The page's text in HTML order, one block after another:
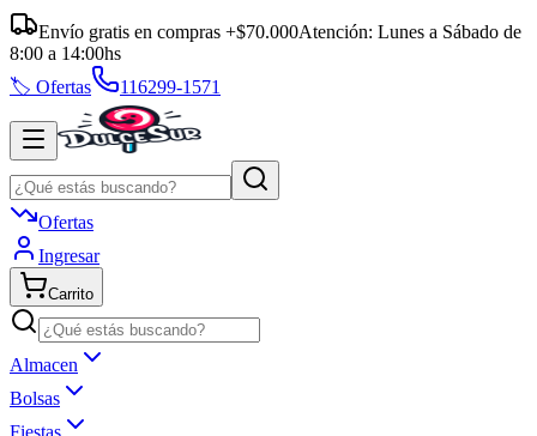
Envío gratis en compras +$70.000Atención: Lunes a Sábado de
8:00 a 14:00hs
🏷️ Ofertas
116299-1571
Ofertas
Ingresar
Carrito
Almacen
Bolsas
Fiestas